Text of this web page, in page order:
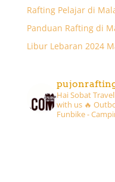
Rafting Pelajar di
Panduan Rafting di
Libur Lebaran 2024
Hai Sobat
with us 🔥
Funbike -